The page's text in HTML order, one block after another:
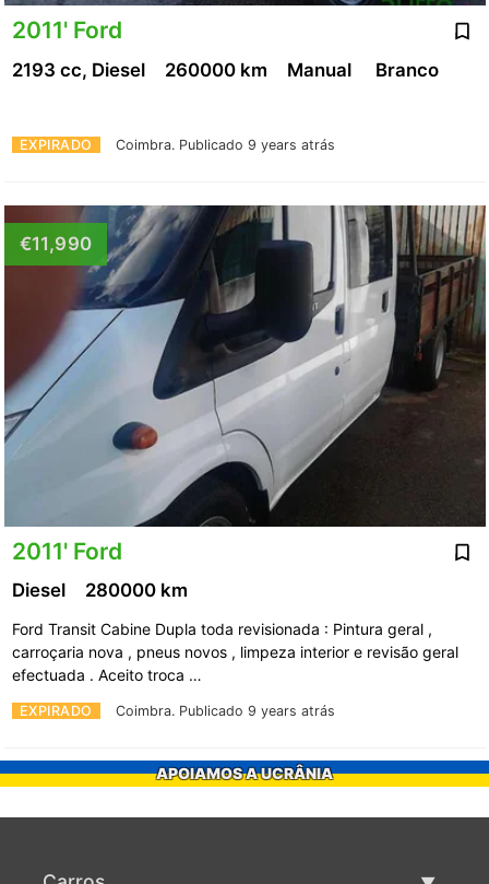
2011' Ford
EXPIRADO Coimbra. Publicado 9 years atrás
2193 cc, Diesel 260000 km Manual Branco
€11,990
2011' Ford
EXPIRADO Coimbra. Publicado 9 years atrás
Diesel 280000 km
Ford Transit Cabine Dupla toda revisionada : Pintura geral ,
carroçaria nova , pneus novos , limpeza interior e revisão geral
efectuada . Aceito troca …
APOIAMOS A UCRÂNIA